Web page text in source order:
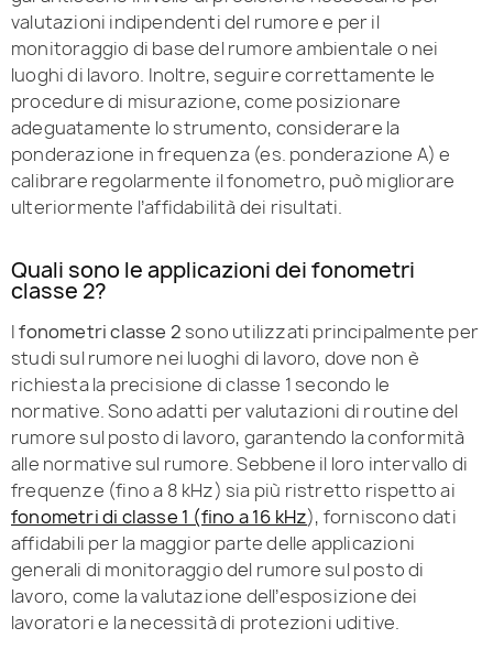
valutazioni indipendenti del rumore e per il
monitoraggio di base del rumore ambientale o nei
luoghi di lavoro. Inoltre, seguire correttamente le
procedure di misurazione, come posizionare
adeguatamente lo strumento, considerare la
ponderazione in frequenza (es. ponderazione A) e
calibrare regolarmente il fonometro, può migliorare
ulteriormente l’affidabilità dei risultati.
Quali sono le applicazioni dei fonometri
classe 2?
Ifonometri classe 2 sono utilizzati principalmente per
studi sul rumore nei luoghi di lavoro, dove non è
richiesta la precisione di classe 1 secondo le
normative. Sono adatti per valutazioni di routine del
rumore sul posto di lavoro, garantendo la conformità
alle normative sul rumore. Sebbene il loro intervallo di
frequenze (fino a 8 kHz) sia più ristretto rispetto ai
fonometri di classe 1 (fino a 16 kHz), forniscono dati
affidabili per la maggior parte delle applicazioni
generali di monitoraggio del rumore sul posto di
lavoro, come la valutazione dell’esposizione dei
lavoratori e la necessità di protezioni uditive.